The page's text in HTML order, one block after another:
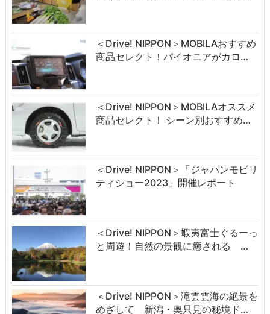
＜Drive! NIPPON＞MOBILAおすすめ
商品セレクト！パイオニアがカロ…
＜Drive! NIPPON＞MOBILAオススメ
商品セレクト！ シーン別おすすめ…
＜Drive! NIPPON＞「ジャパンモビリ
ティショー2023」開催レポート
＜Drive! NIPPON＞蝦夷富士ぐるーっ
と周遊！自然の景観に癒される …
＜Drive! NIPPON＞滝雲雲海の絶景を
めざして 新潟・奥只見の秘境ド…